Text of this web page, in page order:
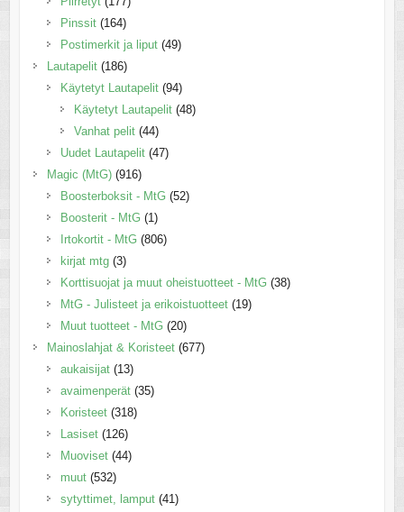
Pinssit (164)
Postimerkit ja liput (49)
Lautapelit (186)
Käytetyt Lautapelit (94)
Käytetyt Lautapelit (48)
Vanhat pelit (44)
Uudet Lautapelit (47)
Magic (MtG) (916)
Boosterboksit - MtG (52)
Boosterit - MtG (1)
Irtokortit - MtG (806)
kirjat mtg (3)
Korttisuojat ja muut oheistuotteet - MtG (38)
MtG - Julisteet ja erikoistuotteet (19)
Muut tuotteet - MtG (20)
Mainoslahjat & Koristeet (677)
aukaisijat (13)
avaimenperät (35)
Koristeet (318)
Lasiset (126)
Muoviset (44)
muut (532)
sytyttimet, lamput (41)